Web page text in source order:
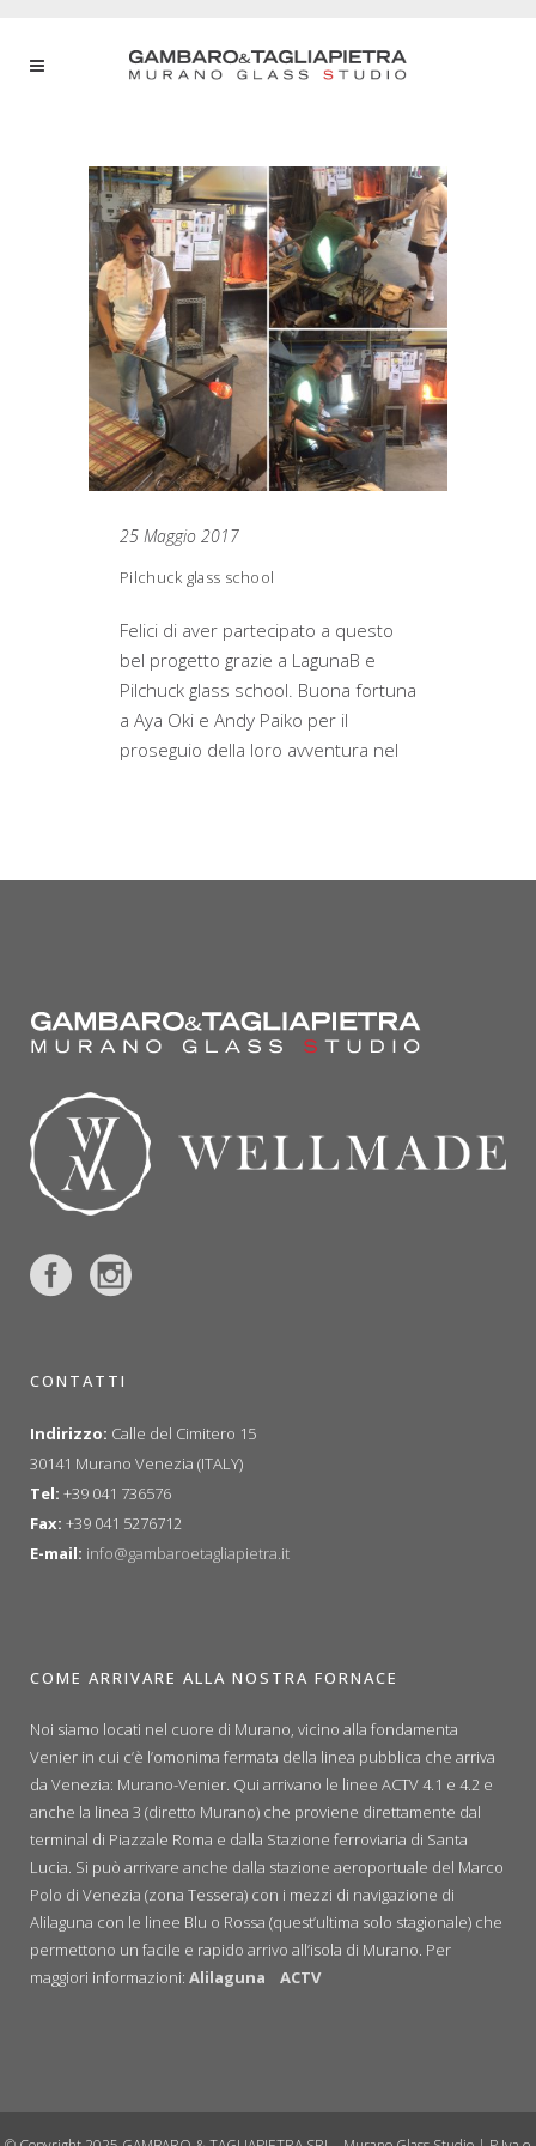
25 Maggio 2017
Pilchuck glass school
Felici di aver partecipato a questo
bel progetto grazie a LagunaB e
Pilchuck glass school. Buona fortuna
a Aya Oki e Andy Paiko per il
proseguio della loro avventura nel
CONTATTI
Indirizzo: Calle del Cimitero 15
30141 Murano Venezia (ITALY)
Tel: +39 041 736576
Fax: +39 041 5276712
E-mail: info@gambaroetagliapietra.it
COME ARRIVARE ALLA NOSTRA FORNACE
Noi siamo locati nel cuore di Murano, vicino alla fondamenta
Venier in cui c’è l’omonima fermata della linea pubblica che arriva
da Venezia: Murano-Venier. Qui arrivano le linee ACTV 4.1 e 4.2 e
anche la linea 3 (diretto Murano) che proviene direttamente dal
terminal di Piazzale Roma e dalla Stazione ferroviaria di Santa
Lucia. Si può arrivare anche dalla stazione aeroportuale del Marco
Polo di Venezia (zona Tessera) con i mezzi di navigazione di
Alilaguna con le linee Blu o Rossa (quest’ultima solo stagionale) che
permettono un facile e rapido arrivo all’isola di Murano. Per
maggiori informazioni: Alilaguna ACTV